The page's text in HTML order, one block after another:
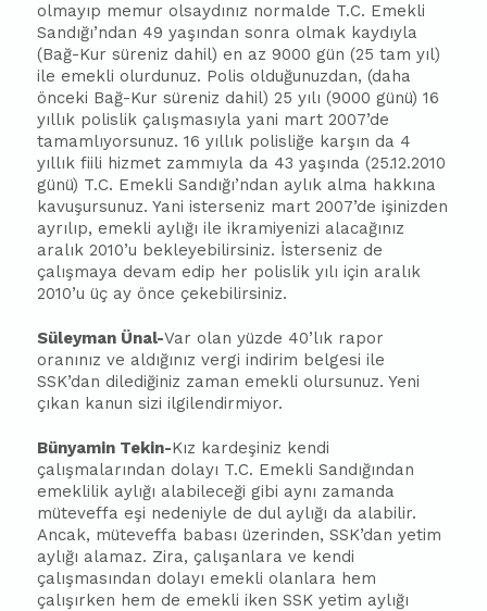
olmayıp memur olsaydınız normalde T.C. Emekli
Sandığı’ndan 49 yaşından sonra olmak kaydıyla
(Bağ-Kur süreniz dahil) en az 9000 gün (25 tam yıl)
ile emekli olurdunuz. Polis olduğunuzdan, (daha
önceki Bağ-Kur süreniz dahil) 25 yılı (9000 günü) 16
yıllık polislik çalışmasıyla yani mart 2007’de
tamamlıyorsunuz. 16 yıllık polisliğe karşın da 4
yıllık fiili hizmet zammıyla da 43 yaşında (25.12.2010
günü) T.C. Emekli Sandığı’ndan aylık alma hakkına
kavuşursunuz. Yani isterseniz mart 2007’de işinizden
ayrılıp, emekli aylığı ile ikramiyenizi alacağınız
aralık 2010’u bekleyebilirsiniz. İsterseniz de
çalışmaya devam edip her polislik yılı için aralık
2010’u üç ay önce çekebilirsiniz.
Süleyman Ünal-Var olan yüzde 40’lık rapor
oranınız ve aldığınız vergi indirim belgesi ile
SSK’dan dilediğiniz zaman emekli olursunuz. Yeni
çıkan kanun sizi ilgilendirmiyor.
Bünyamin Tekin-Kız kardeşiniz kendi
çalışmalarından dolayı T.C. Emekli Sandığından
emeklilik aylığı alabileceği gibi aynı zamanda
müteveffa eşi nedeniyle de dul aylığı da alabilir.
Ancak, müteveffa babası üzerinden, SSK’dan yetim
aylığı alamaz. Zira, çalışanlara ve kendi
çalışmasından dolayı emekli olanlara hem
çalışırken hem de emekli iken SSK yetim aylığı